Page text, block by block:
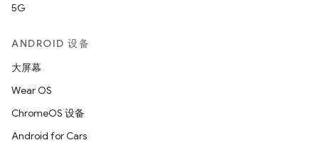
5G
ANDROID 设备
大屏幕
Wear OS
ChromeOS 设备
Android for Cars